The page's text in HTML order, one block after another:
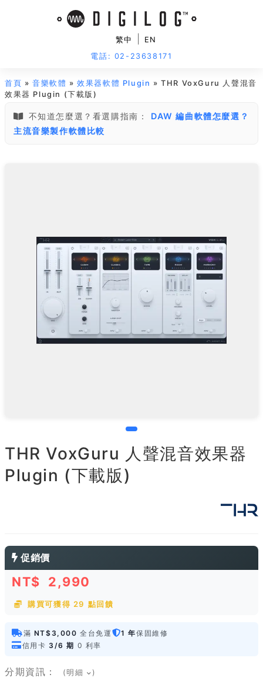
繁中
EN
電話: 02-23638171
首頁 »音樂軟體 »效果器軟體 Plugin » THR VoxGuru 人聲混音
效果器 Plugin (下載版)
不知道怎麼選？看選購指南：
DAW 編曲軟體怎麼選？
主流音樂製作軟體比較
THR VoxGuru 人聲混音效果器
Plugin (下載版)
促銷價
NT$ 2,990
購買可獲得 29 點回饋
滿 NT$3,000 全台免運 1 年保固維修
信用卡 3/6 期 0 利率
分期資訊： (明細 )